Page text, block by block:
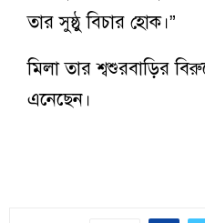
তার সুষ্ঠু বিচার হোক।”
মিলা তার শ্বশুরবাড়ির
এনেছেন।